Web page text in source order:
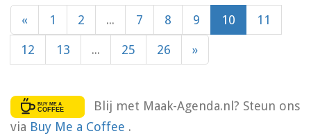
« 1 2 ... 7 8 9 10 11
12 13 ... 25 26 »
Blij met Maak-Agenda.nl? Steun ons
via Buy Me a Coffee .